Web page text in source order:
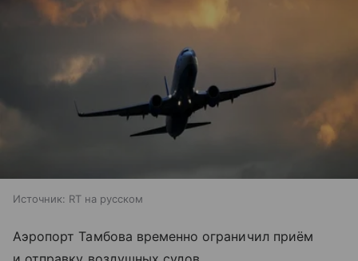
Источник: RT на русском
Аэропорт Тамбова временно ограничил приём